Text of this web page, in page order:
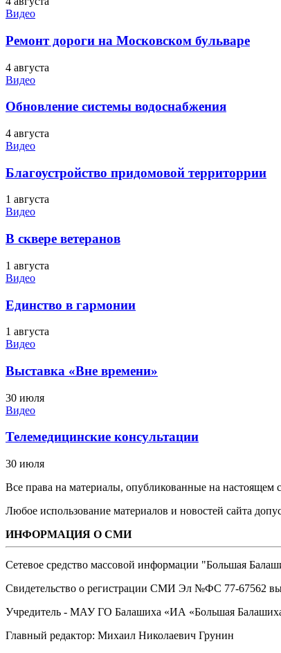
Видео
Ремонт дороги на Московском бульваре
4 августа
Видео
Обновление системы водоснабжения
4 августа
Видео
Благоустройство придомовой территоррии
1 августа
Видео
В сквере ветеранов
1 августа
Видео
Единство в гармонии
1 августа
Видео
Выставка «Вне времени»
30 июля
Видео
Телемедицинские консультации
30 июля
Все права на материалы, опубликованные на
Любое использование материалов и новостей сайта
ИНФОРМАЦИЯ О СМИ
Сетевое средство массовой информации "Большая
Свидетельство о регистрации СМИ Эл №ФС ‎77-67562
Учредитель - МАУ ГО Балашиха «ИА «Большая
Главный редактор: Михаил Николаевич Грунин